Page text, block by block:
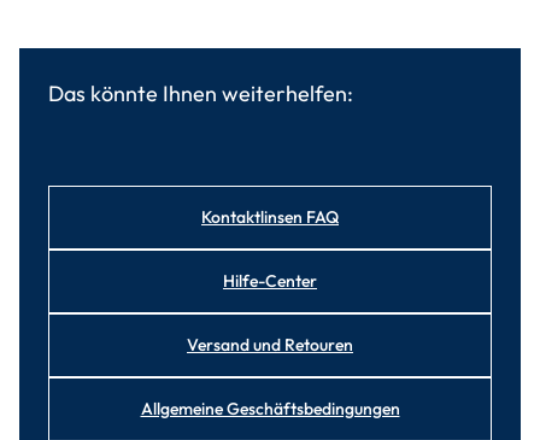
Das könnte Ihnen weiterhelfen:
Kontaktlinsen FAQ
Hilfe-Center
Versand und Retouren
Allgemeine Geschäftsbedingungen